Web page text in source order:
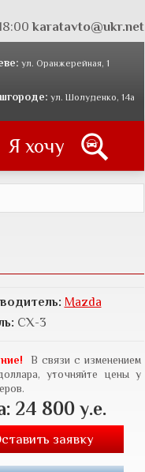
karatavto@ukr.net
ул. Оранжерейная, 1
ул. Шолуденко, 14а
Я хочу
Mazda
СХ-3
В связи с изменением
уточняйте цены у
24 800 у.е.
заявку